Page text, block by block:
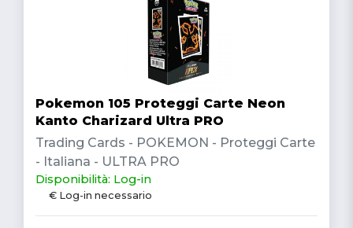
Pokemon 105 Proteggi Carte Neon
Kanto Charizard Ultra PRO
Trading Cards - POKEMON - Proteggi Carte
- Italiana - ULTRA PRO
Disponibilità: Log-in
€ Log-in necessario